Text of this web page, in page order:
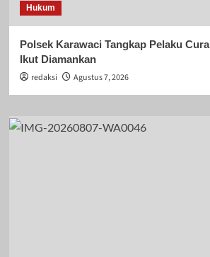
Hukum
Polsek Karawaci Tangkap Pelaku
Ikut Diamankan
redaksi
Agustus 7, 2026